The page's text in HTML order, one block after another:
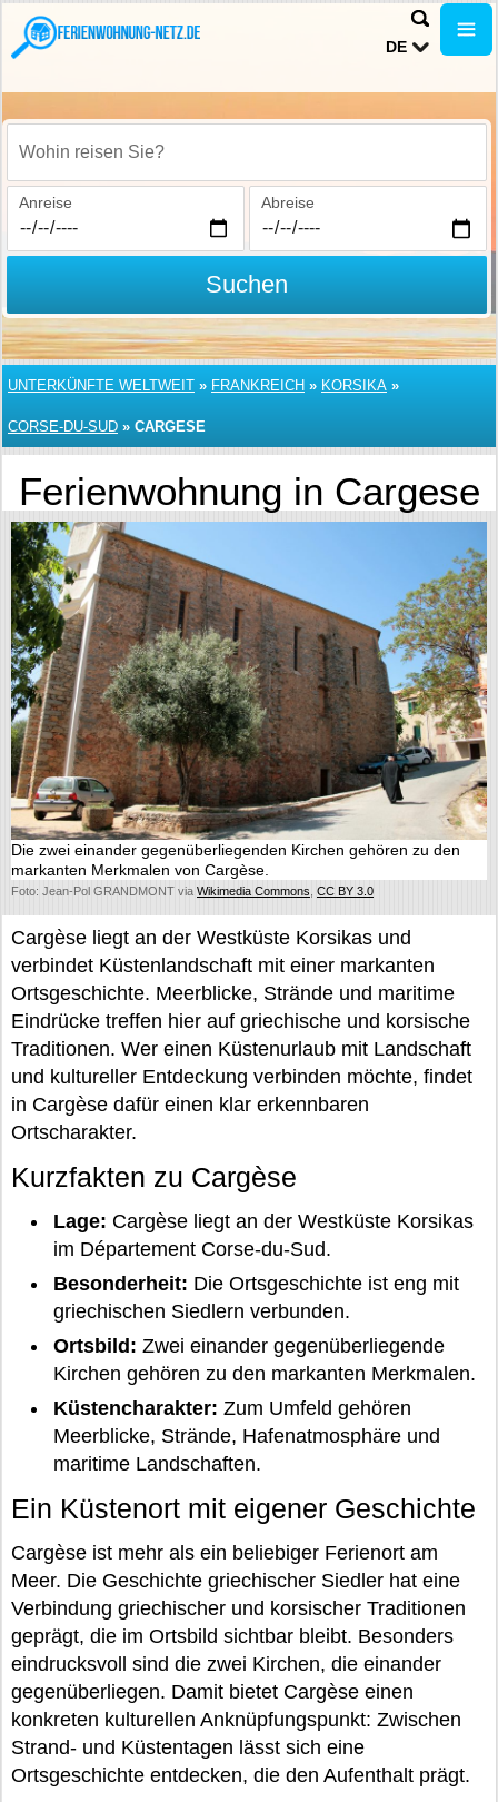
DE
Wohin reisen Sie?
Anreise Abreise
Suchen
UNTERKÜNFTE WELTWEIT » FRANKREICH » KORSIKA »
CORSE-DU-SUD » CARGESE
Ferienwohnung in Cargese
Die zwei einander gegenüberliegenden Kirchen gehören zu den
markanten Merkmalen von Cargèse.
Foto: Jean-Pol GRANDMONT via Wikimedia Commons CC BY 3.0
Cargèse liegt an der Westküste Korsikas und
verbindet Küstenlandschaft mit einer markanten
Ortsgeschichte. Meerblicke, Strände und maritime
Eindrücke treffen hier auf griechische und korsische
Traditionen. Wer einen Küstenurlaub mit Landschaft
und kultureller Entdeckung verbinden möchte, findet
in Cargèse dafür einen klar erkennbaren
Ortscharakter.
Kurzfakten zu Cargèse
Lage: Cargèse liegt an der Westküste Korsikas
im Département Corse-du-Sud.
Besonderheit: Die Ortsgeschichte ist eng mit
griechischen Siedlern verbunden.
Ortsbild: Zwei einander gegenüberliegende
Kirchen gehören zu den markanten Merkmalen.
Küstencharakter: Zum Umfeld gehören
Meerblicke, Strände, Hafenatmosphäre und
maritime Landschaften.
Ein Küstenort mit eigener Geschichte
Cargèse ist mehr als ein beliebiger Ferienort am
Meer. Die Geschichte griechischer Siedler hat eine
Verbindung griechischer und korsischer Traditionen
geprägt, die im Ortsbild sichtbar bleibt. Besonders
eindrucksvoll sind die zwei Kirchen, die einander
gegenüberliegen. Damit bietet Cargèse einen
konkreten kulturellen Anknüpfungspunkt: Zwischen
Strand- und Küstentagen lässt sich eine
Ortsgeschichte entdecken, die den Aufenthalt prägt.